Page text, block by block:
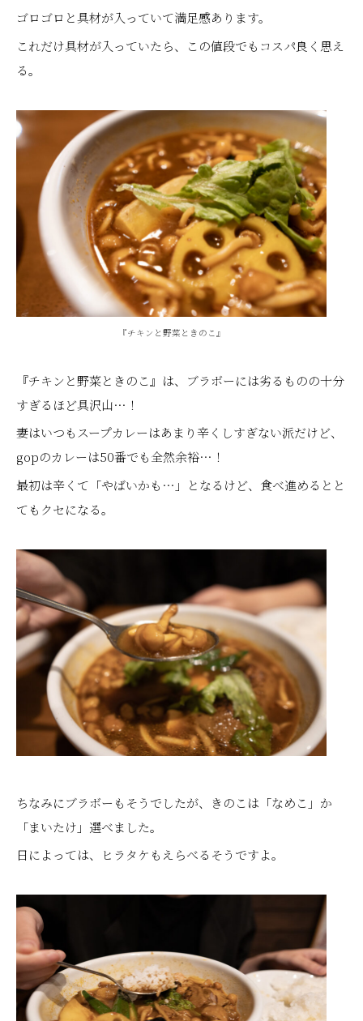
ゴロゴロと具材が入っていて満足感あります。
これだけ具材が入っていたら、この値段でもコスパ良く思え
る。
『チキンと野菜ときのこ』
『チキンと野菜ときのこ』は、ブラボーには劣るものの十分
すぎるほど具沢山…！
妻はいつもスープカレーはあまり辛くしすぎない派だけど、
gopのカレーは50番でも全然余裕…！
最初は辛くて「やばいかも…」となるけど、食べ進めるとと
てもクセになる。
ちなみにブラボーもそうでしたが、きのこは「なめこ」か
「まいたけ」選べました。
日によっては、ヒラタケもえらべるそうですよ。